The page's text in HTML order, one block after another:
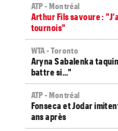
ATP - Montréal
Arthur Fils savoure :
tournois"
WTA - Toronto
Aryna Sabalenka
battre si..."
ATP - Montréal
Fonseca et Jodar
ans après